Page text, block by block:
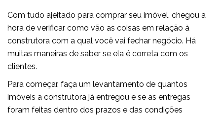
Com tudo ajeitado para comprar seu imóvel, chegou a
hora de verificar como vão as coisas em relação à
construtora com a qual você vai fechar negócio. Há
muitas maneiras de saber se ela é correta com os
clientes.
Para começar, faça um levantamento de quantos
imóveis a construtora já entregou e se as entregas
foram feitas dentro dos prazos e das condições